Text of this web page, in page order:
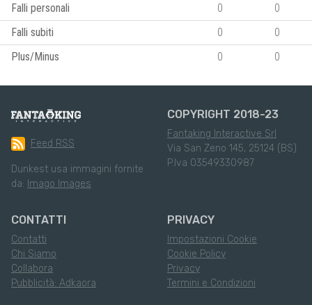
Falli personali
0
0
Falli subiti
0
0
Plus/Minus
0 0
Feed RSS
Dunkest usa immagini fornite
da: Imago Images
COPYRIGHT 2018-23
Fantaking Interactive Srl
Via San Zeno 145, 25124 (BS)
P.Iva 03549330987
CONTATTI
Contatti
Chi Siamo
Collabora
Pubblicità: Adkaora
PRIVACY
Impostazioni Cookie
Cookie Policy
Privacy
Termini e Condizioni